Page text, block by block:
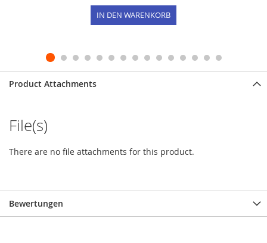
IN DEN WARENKORB
Product Attachments
File(s)
There are no file attachments for this product.
Bewertungen